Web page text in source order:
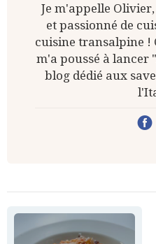
Je m'appelle
et passionné de
cuisine transalpine !
m'a poussé à lancer
blog dédié aux